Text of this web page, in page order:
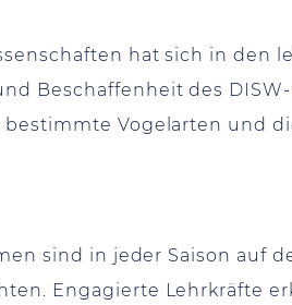
hat sich in den
Beschaffenheit des
Vogelarten und
sind in jeder Saison auf
Engagierte Lehrkräfte